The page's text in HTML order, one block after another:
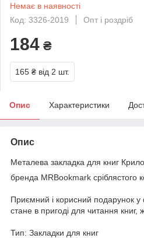
Немає в наявності
Код: 3326-2019
Опт і роздріб
184 ₴
165 ₴ від 2 шт.
Опис Характеристики
Опис
Металева закладка для книг
бренда MRBookmark сріблястого
Приємний і корисний подарунок
стане в пригоді для читання книг,
Тип: Закладки для книг